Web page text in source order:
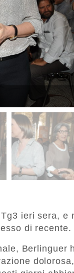
ieri sera, e
di recente.
Berlinguer